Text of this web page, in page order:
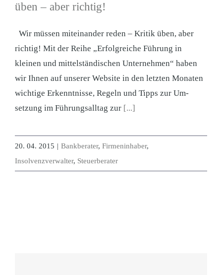
üben – aber richtig!
Wir müssen miteinander reden – Kritik üben, aber
richtig! Mit der Reihe „Erfolgreiche Führung in
kleinen und mittelständischen Unternehmen“ haben
wir Ihnen auf unserer Website in den letzten Monaten
wichtige Erkenntnisse, Regeln und Tipps zur Um­
setzung im Führungsalltag zur [...]
20. 04. 2015 | Bankberater, Firmeninhaber,
Insolvenzverwalter, Steuerberater